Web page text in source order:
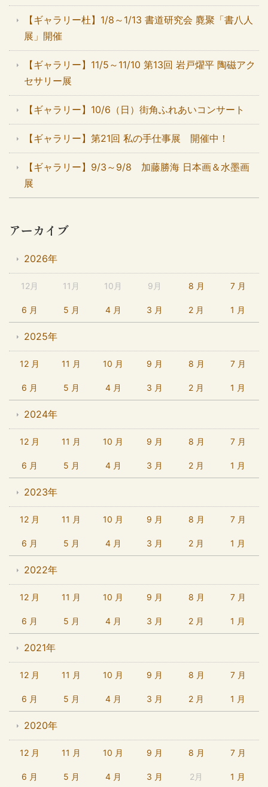
【ギャラリー杜】1/8～1/13 書道研究会 麑聚「書八人
展」開催
【ギャラリー】11/5～11/10 第13回 岩戸燿平 陶磁アク
セサリー展
【ギャラリー】10/6（日）街角ふれあいコンサート
【ギャラリー】第21回 私の手仕事展 開催中！
【ギャラリー】9/3～9/8 加藤勝海 日本画＆水墨画
展
アーカイブ
2026年
12月 11月 10月 9月 8 月 7 月
6 月 5 月 4 月 3 月 2 月 1 月
2025年
12 月 11 月 10 月 9 月 8 月 7 月
6 月 5 月 4 月 3 月 2 月 1 月
2024年
12 月 11 月 10 月 9 月 8 月 7 月
6 月 5 月 4 月 3 月 2 月 1 月
2023年
12 月 11 月 10 月 9 月 8 月 7 月
6 月 5 月 4 月 3 月 2 月 1 月
2022年
12 月 11 月 10 月 9 月 8 月 7 月
6 月 5 月 4 月 3 月 2 月 1 月
2021年
12 月 11 月 10 月 9 月 8 月 7 月
6 月 5 月 4 月 3 月 2 月 1 月
2020年
12 月 11 月 10 月 9 月 8 月 7 月
6 月 5 月 4 月 3 月 2月 1 月